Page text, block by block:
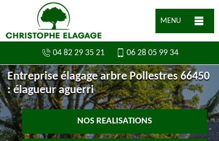
MENU
04 82 29 35 21 06 28 05 99 34
Entreprise élagage arbre Pollestres 66450
: élagueur aguerri
NOS REALISATIONS